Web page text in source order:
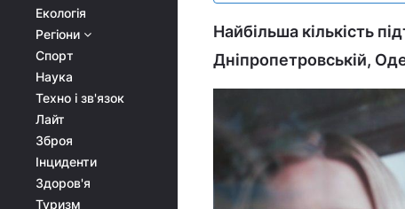
Екологія
Регіони
Спорт
Наука
Техно і зв'язок
Лайт
Зброя
Інциденти
Здоров'я
Туризм
Найбільша кількість
Дніпропетровській,